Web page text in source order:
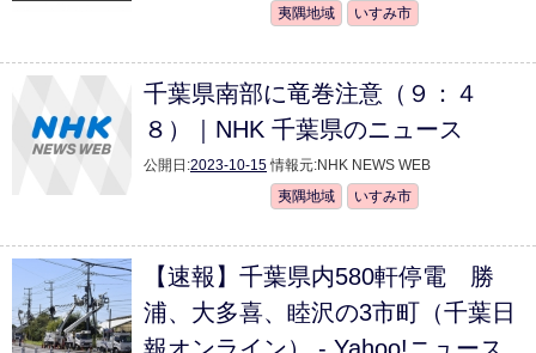
夷隅地域
いすみ市
千葉県南部に竜巻注意（９：４
８）｜NHK 千葉県のニュース
公開日:2023-10-15 情報元:NHK NEWS WEB
夷隅地域
いすみ市
【速報】千葉県内580軒停電 勝
浦、大多喜、睦沢の3市町（千葉日